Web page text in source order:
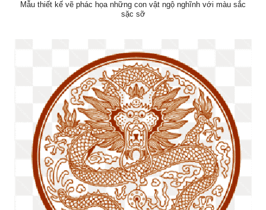
Mẫu thiết kế vẽ phác họa những con vật ngộ nghĩnh với màu sắc
sặc sỡ